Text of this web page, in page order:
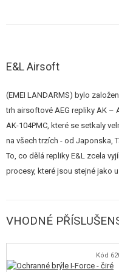
Co nejvíce dílů má rozměry 1:1
součásti vyměnit se
výrobce nenabízí.
Povrch ocelových komponentů
realističtější. Také proces
že oxidované povrchy vypadají
I váha zbraně se blíží reálné
je založeno na kolících a
pro speciální optická mířidla
E&L Airsoft
(EMEI LANDARMS) bylo
trh airsoftové AEG repliky AK –
AK-104PMC, které se setkaly
na všech trzích - od Japonska,
To, co dělá repliky E&L zcela
procesy, které jsou stejné jako
VHODNÉ
Kód